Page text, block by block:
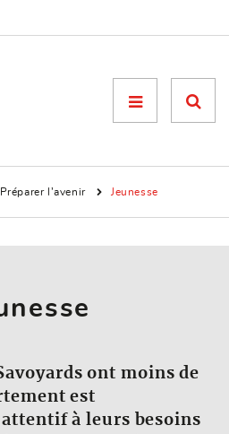
Menu

Préparer l’avenir Jeunesse
ont moins de
est
à leurs besoins